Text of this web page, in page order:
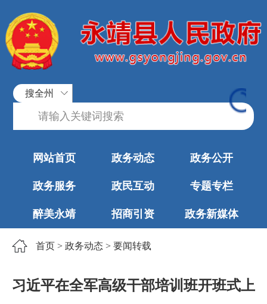
搜全州
网站首页 政务动态 政务公开
政务服务 政民互动 专题专栏
醉美永靖 招商引资 政务新媒体
首页 > 政务动态 > 要闻转载
习近平在全军高级干部培训班开班式上